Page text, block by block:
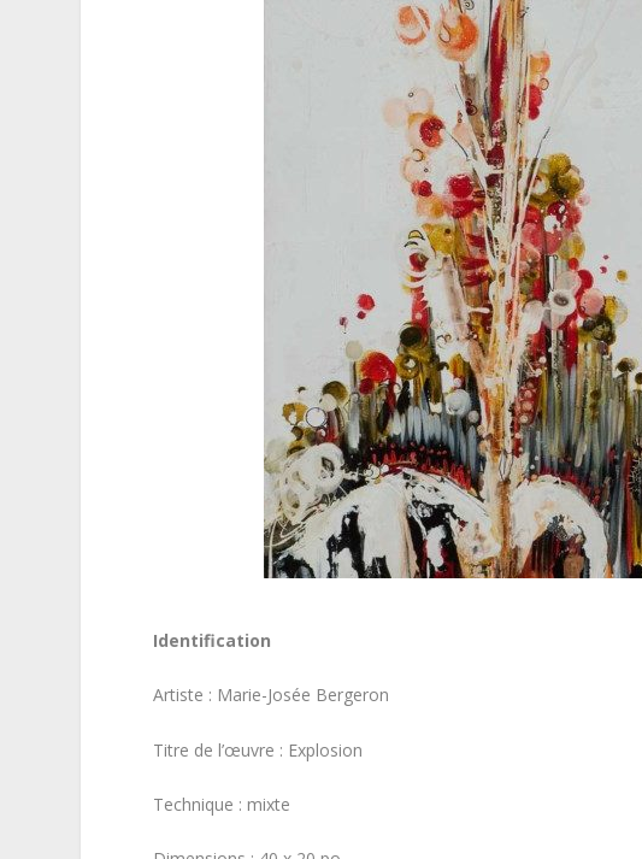
Identification
Artiste : Marie-Josée Bergeron
Titre de l’œuvre : Explosion
Technique : mixte